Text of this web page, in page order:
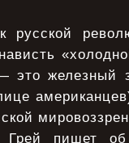
русской
это железный
пишет об